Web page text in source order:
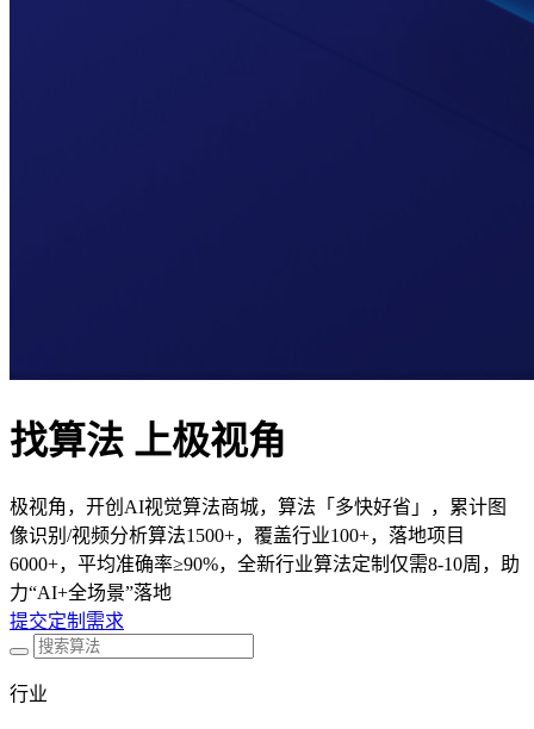
找算法 上极视角
极视角，开创AI视觉算法商城，算法「多快好省」，累计图
像识别/视频分析算法1500+，覆盖行业100+，落地项目
6000+，平均准确率≥90%，全新行业算法定制仅需8-10周，助
力“AI+全场景”落地
提交定制需求
行业